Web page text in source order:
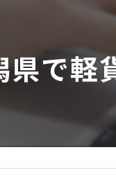
県で軽